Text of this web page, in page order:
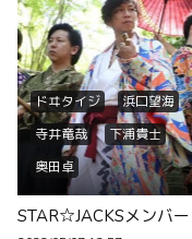
ドヰタイジ
浜口望海
寺井竜哉
下浦貴士
奥田卓